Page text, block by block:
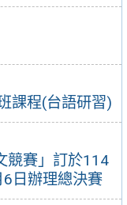
課程(台語研習)
競賽」訂於114
日辦理總決賽